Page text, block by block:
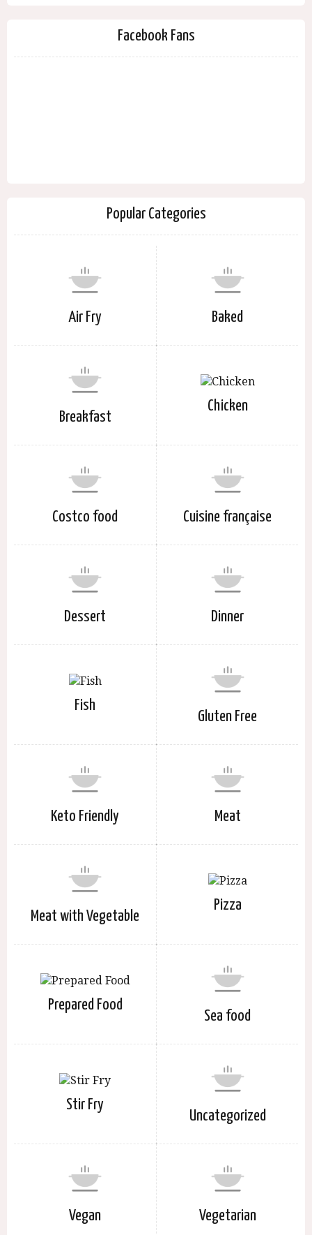
Facebook Fans
Popular Categories
Air Fry Baked
Breakfast
Chicken
Costco food Cuisine française
Dessert Dinner
Fish
Gluten Free
Keto Friendly Meat
Meat with Vegetable
Pizza
Prepared Food
Sea food
Stir Fry
Uncategorized
Vegan Vegetarian